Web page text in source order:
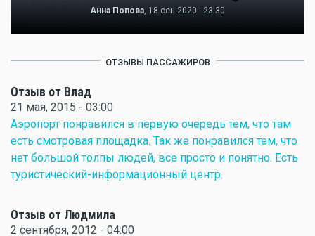
Анна Попова, 18 сен 2020 - 23:30
ОТЗЫВЫ ПАССАЖИРОВ
Отзыв от Влад
21 мая, 2015 - 03:00
Аэропорт понравился в первую очередь тем, что там
есть смотровая площадка. Так же понравился тем, что
нет большой толпы людей, все просто и понятно. Есть
туристический-информационный центр.
Отзыв от Людмила
2 сентября, 2012 - 04:00